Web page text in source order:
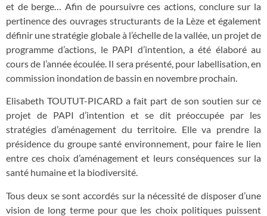
et de berge… Afin de poursuivre ces actions, conclure sur la
pertinence des ouvrages structurants de la Lèze et également
définir une stratégie globale à l’échelle de la vallée, un projet de
programme d’actions, le PAPI d’intention, a été élaboré au
cours de l’année écoulée. Il sera présenté, pour labellisation, en
commission inondation de bassin en novembre prochain.
Elisabeth TOUTUT-PICARD a fait part de son soutien sur ce
projet de PAPI d’intention et se dit préoccupée par les
stratégies d’aménagement du territoire. Elle va prendre la
présidence du groupe santé environnement, pour faire le lien
entre ces choix d’aménagement et leurs conséquences sur la
santé humaine et la biodiversité.
Tous deux se sont accordés sur la nécessité de disposer d’une
vision de long terme pour que les choix politiques puissent